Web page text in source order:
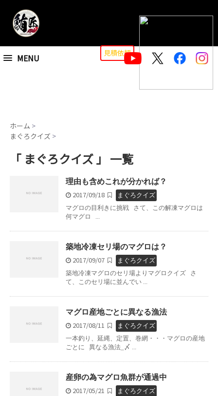
Warning: Use of undefined constant b - assumed 'b' (this will throw an
Error in a future version of PHP) in
/home/xs019478/maguronotakumi.com/public_html/wp-
MENU 見積依頼
ホーム >
まぐろクイズ >
「 まぐろクイズ 」 一覧
理由も含めこれが分かれば？
2017/09/18
まぐろクイズ
マグロの目利きに挑戦 さて、この解凍マグロは
何マグロ ...
築地冷凍セリ場のマグロは？
2017/09/07
まぐろクイズ
築地冷凍マグロのセリ場よりマグロクイズ さ
て、このセリ場に並んでい ...
マグロ産地ごとに異なる漁法
2017/08/11
まぐろクイズ
一本釣り、延縄、定置、巻網・・・マグロの産地
ごとに 異なる漁法_〆 ...
産卵の為マグロ魚群が通過中
2017/05/21
まぐろクイズ